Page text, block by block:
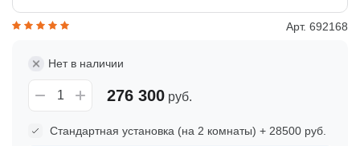
Арт. 692168
Нет в наличии
276 300 руб.
Стандартная установка (на 2 комнаты) + 28500 руб.